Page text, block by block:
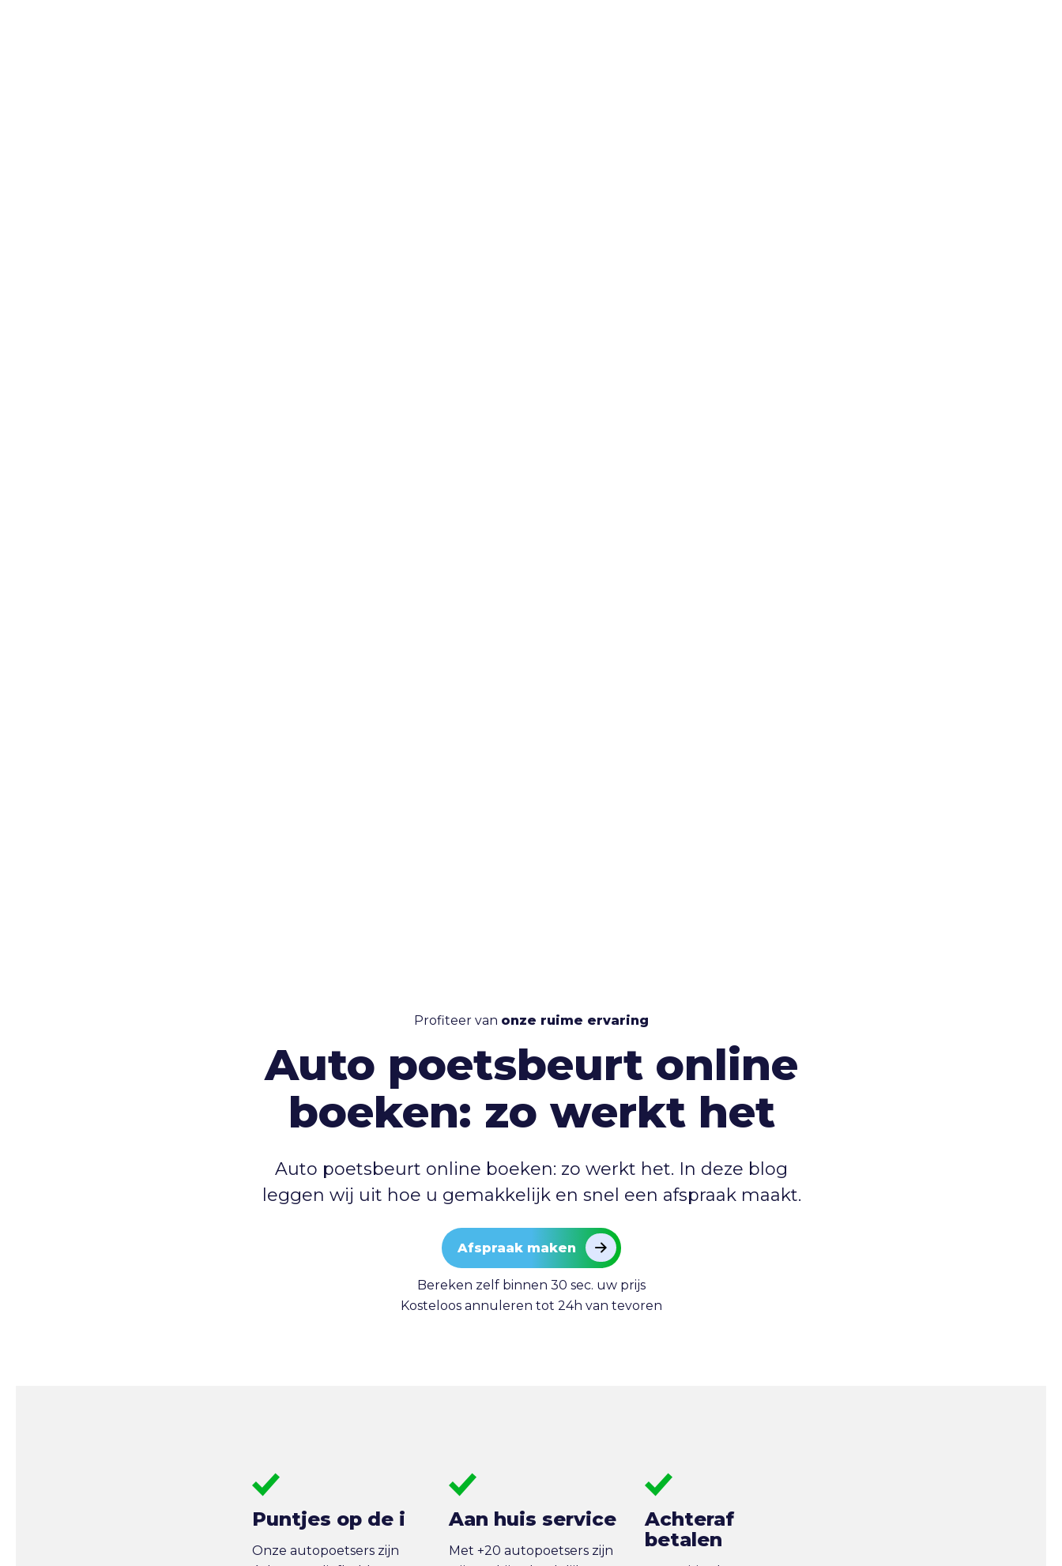
Profiteer van onze ruime ervaring
Auto poetsbeurt online
boeken: zo werkt het
Auto poetsbeurt online boeken: zo werkt het. In deze blog
leggen wij uit hoe u gemakkelijk en snel een afspraak maakt.
Afspraak maken
Bereken zelf binnen 30 sec. uw prijs
Kosteloos annuleren tot 24h van tevoren
Puntjes op de i
Onze autopoetsers zijn
Aan huis service
Met +20 autopoetsers zijn
Achteraf
betalen